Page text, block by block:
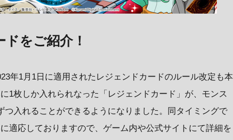
をご紹介！
年1月1日に適用されたレジェンドカードのルール改定も本
1枚しか入れられなった「レジェンドカード」が、モンス
つ入れることができるようになりました。同タイミングで
適応しておりますので、ゲーム内や公式サイトにて詳細を